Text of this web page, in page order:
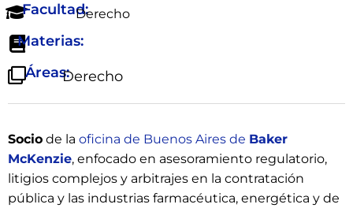
Facultad:Derecho
Materias:
Áreas:Derecho
Socio de la oficina de Buenos Aires de Baker
McKenzie, enfocado en asesoramiento regulatorio,
litigios complejos y arbitrajes en la contratación
pública y las industrias farmacéutica, energética y de